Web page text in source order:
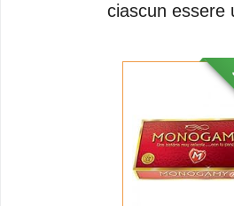
ciascun essere